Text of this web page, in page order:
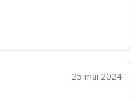
25 mai 2024